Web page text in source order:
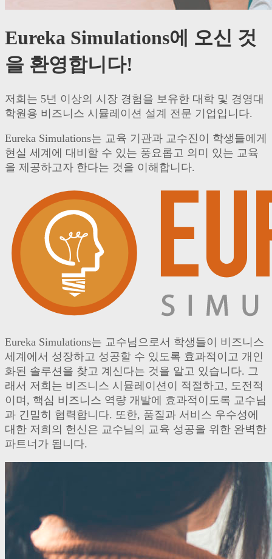
Eureka Simulations에 오신 것
을 환영합니다!
저희는 5년 이상의 시장 경험을 보유한 대학 및 경영대
학원용 비즈니스 시뮬레이션 설계 전문 기업입니다.
Eureka Simulations는 교육 기관과 교수진이 학생들에게
현실 세계에 대비할 수 있는 풍요롭고 의미 있는 교육
을 제공하고자 한다는 것을 이해합니다.
Eureka Simulations는 교수님으로서 학생들이 비즈니스
세계에서 성장하고 성공할 수 있도록 효과적이고 개인
화된 솔루션을 찾고 계신다는 것을 알고 있습니다. 그
래서 저희는 비즈니스 시뮬레이션이 적절하고, 도전적
이며, 핵심 비즈니스 역량 개발에 효과적이도록 교수님
과 긴밀히 협력합니다. 또한, 품질과 서비스 우수성에
대한 저희의 헌신은 교수님의 교육 성공을 위한 완벽한
파트너가 됩니다.